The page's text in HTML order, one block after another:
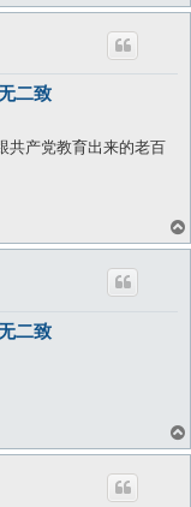
二致
共产党教育出来的老百
二致